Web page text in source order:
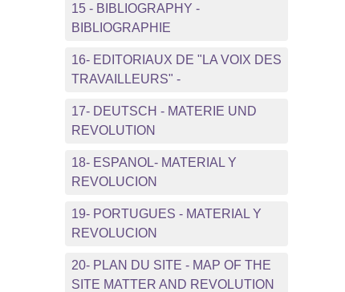
15 - BIBLIOGRAPHY -
BIBLIOGRAPHIE
16- EDITORIAUX DE "LA VOIX DES
TRAVAILLEURS" -
17- DEUTSCH - MATERIE UND
REVOLUTION
18- ESPANOL- MATERIAL Y
REVOLUCION
19- PORTUGUES - MATERIAL Y
REVOLUCION
20- PLAN DU SITE - MAP OF THE
SITE MATTER AND REVOLUTION